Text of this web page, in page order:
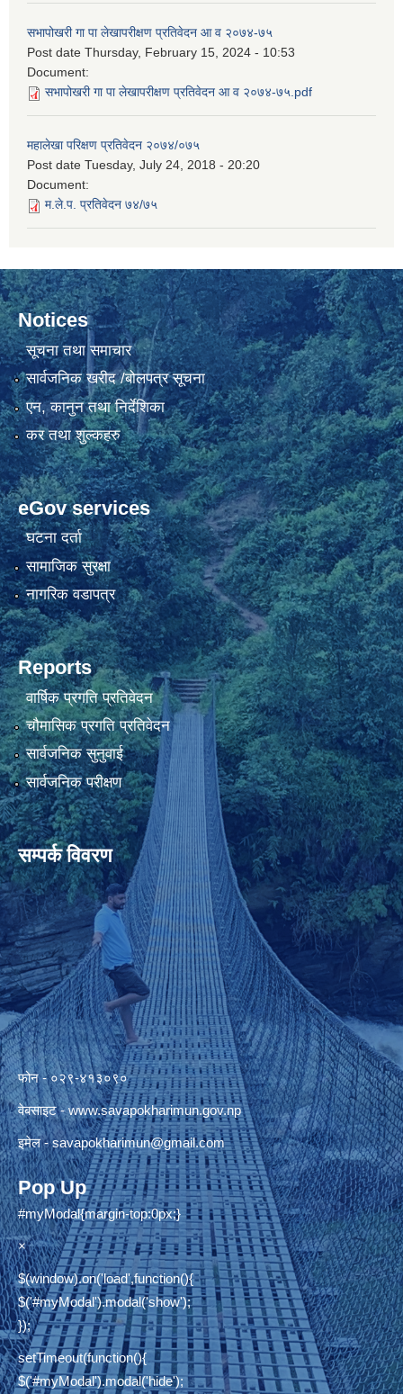
सभापोखरी गा पा लेखापरीक्षण प्रतिवेदन आ व २०७४-७५
Post date Thursday, February 15, 2024 - 10:53
Document:
सभापोखरी गा पा लेखापरीक्षण प्रतिवेदन आ व २०७४-७५.pdf
महालेखा परिक्षण प्रतिवेदन २०७४/०७५
Post date Tuesday, July 24, 2018 - 20:20
Document:
म.ले.प. प्रतिवेदन ७४/७५
Notices
सूचना तथा समाचार
सार्वजनिक खरीद /बोलपत्र सूचना
एन, कानुन तथा निर्देशिका
कर तथा शुल्कहरु
eGov services
घटना दर्ता
सामाजिक सुरक्षा
नागरिक वडापत्र
Reports
वार्षिक प्रगति प्रतिवेदन
चौमासिक प्रगति प्रतिवेदन
सार्वजनिक सुनुवाई
सार्वजनिक परीक्षण
सम्पर्क विवरण
फोन - ०२९-४१३०९०
वेबसाइट -www.savapokharimun.gov.np
इमेल -savapokharimun@gmail.com
Pop Up
#myModal{margin-top:0px;}
×
$(window).on('load',function(){
$('#myModal').modal('show');
});
setTimeout(function(){
$('#myModal').modal('hide');